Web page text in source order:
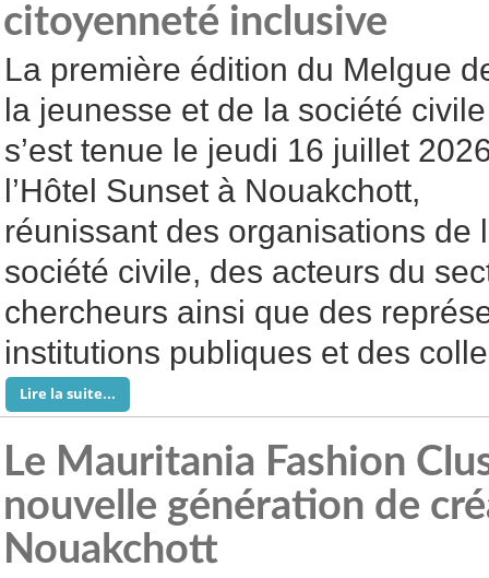
citoyenneté inclusive
La première édition du Melgue
la jeunesse et de la société civile
s’est tenue le jeudi 16 juillet
l’Hôtel Sunset à Nouakchott,
réunissant des organisations de
société civile, des acteurs du
chercheurs ainsi que des
institutions publiques et des
Lire la suite...
Le Mauritania Fashion
nouvelle génération de
Nouakchott